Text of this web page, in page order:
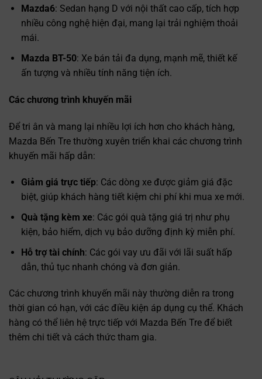
Mazda6: Sedan hạng D với nội thất cao cấp, tích hợp
nhiều công nghệ hiện đại, mang lại trải nghiệm thoải
mái.
Mazda BT-50: Xe bán tải đa dụng, mạnh mẽ, thiết kế
ấn tượng và nhiều tính năng tiện ích.
Các chương trình khuyến mãi
Để tri ân và mang lại nhiều lợi ích hơn cho khách hàng,
Mazda Bến Tre thường xuyên triển khai các chương trình
khuyến mãi hấp dẫn:
Giảm giá trực tiếp: Các dòng xe được giảm giá đặc
biệt, giúp khách hàng tiết kiệm chi phí khi mua xe mới.
Quà tặng kèm xe: Các gói quà tặng giá trị như phụ
kiện, bảo hiểm, dịch vụ bảo dưỡng định kỳ miễn phí.
Hỗ trợ tài chính: Các gói vay ưu đãi với lãi suất hấp
dẫn, thủ tục nhanh chóng và đơn giản.
Các chương trình khuyến mãi này thường diễn ra trong
thời gian có hạn, với các điều kiện áp dụng cụ thể. Khách
hàng có thể liên hệ trực tiếp với Mazda Bến Tre để biết
thêm chi tiết và cách thức tham gia.